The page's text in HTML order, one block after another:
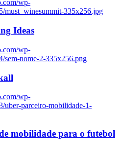
wp-
must_winesummit-335x256.jpg
Ideas
wp-
sem-nome-2-335x256.png
wp-
uber-parceiro-mobilidade-1-
mobilidade para o futebol